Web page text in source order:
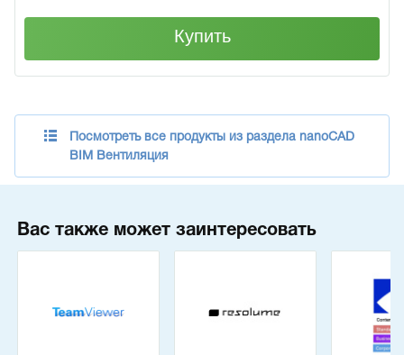
Купить
Посмотреть все продукты из раздела nanoCAD
BIM Вентиляция
Вас также может заинтересовать